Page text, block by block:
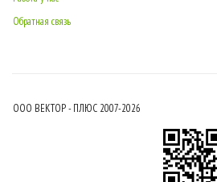
Обратная связь
ООО ВЕКТОР - ПЛЮС 2007-2026